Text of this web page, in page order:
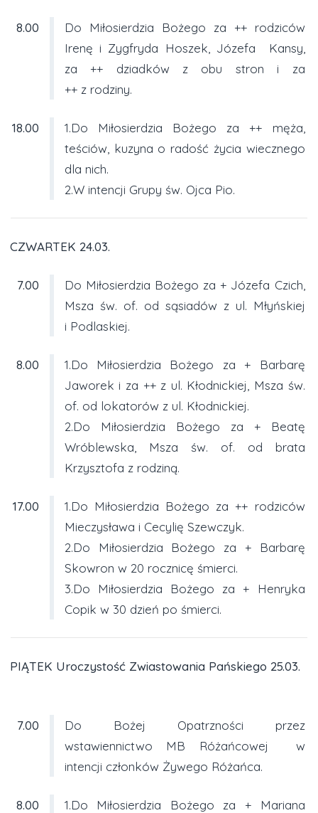
8.00
Do Miłosierdzia Bożego za ++ rodziców
Irenę i Zygfryda Hoszek, Józefa Kansy,
za ++ dziadków z obu stron i za
++ z rodziny.
18.00
1.Do Miłosierdzia Bożego za ++ męża,
teściów, kuzyna o radość życia wiecznego
dla nich.
2.W intencji Grupy św. Ojca Pio.
CZWARTEK 24.03.
7.00
Do Miłosierdzia Bożego za + Józefa Czich,
Msza św. of. od sąsiadów z ul. Młyńskiej
i Podlaskiej.
8.00
1.Do Miłosierdzia Bożego za + Barbarę
Jaworek i za ++ z ul. Kłodnickiej, Msza św.
of. od lokatorów z ul. Kłodnickiej.
2.Do Miłosierdzia Bożego za + Beatę
Wróblewska, Msza św. of. od brata
Krzysztofa z rodziną.
17.00
1.Do Miłosierdzia Bożego za ++ rodziców
Mieczysława i Cecylię Szewczyk.
2.Do Miłosierdzia Bożego za + Barbarę
Skowron w 20 rocznicę śmierci.
3.Do Miłosierdzia Bożego za + Henryka
Copik w 30 dzień po śmierci.
PIĄTEK Uroczystość Zwiastowania Pańskiego 25.03.
7.00
Do Bożej Opatrzności przez
wstawiennictwo MB Różańcowej w
intencji członków Żywego Różańca.
8.00
1.Do Miłosierdzia Bożego za + Mariana